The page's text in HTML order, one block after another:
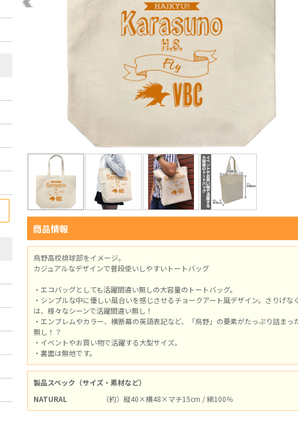
商品情報
烏野高校排球部をイメージ。
カジュアルなデザインで普段使いしやすいトートバッグ
・エコバッグとしても活躍間違い無しの大容量のトートバッグ。
・シンプルな中に優しい風合いを感じさせるチョークアート風デザイン。さりげ
は、様々なシーンで活躍間違い無し！
・エンブレムやカラー、横断幕の英語表記など、「烏野」の要素がたっぷり詰ま
無し！？
・イベントやお買い物で活躍する大型サイズ。
・裏面は無地です。
製品スペック（サイズ・素材など）
NATURAL
（約）縦40×横48×マチ15cm / 綿100％